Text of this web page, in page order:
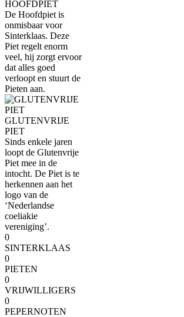
HOOFDPIET
De Hoofdpiet is
onmisbaar voor
Sinterklaas. Deze
Piet regelt enorm
veel, hij zorgt ervoor
dat alles goed
verloopt en stuurt de
Pieten aan.
GLUTENVRIJE
PIET
Sinds enkele jaren
loopt de Glutenvrije
Piet mee in de
intocht. De Piet is te
herkennen aan het
logo van de
‘Nederlandse
coeliakie
vereniging’.
0
SINTERKLAAS
0
PIETEN
0
VRIJWILLIGERS
0
PEPERNOTEN